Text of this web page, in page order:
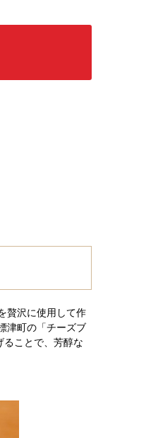
贅沢に使用して作
津町の「チーズブ
ることで、芳醇な